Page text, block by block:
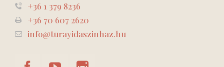
+36 1 379 8236
+36 70 607 2620
info@turayidaszinhaz.hu